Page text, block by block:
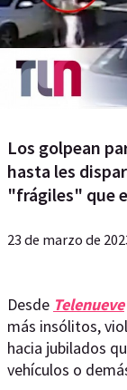
Los golpean
hasta les
"frágiles" que
23 de marzo de
Desde Telenueve
más insólitos,
hacia jubilados
vehículos o